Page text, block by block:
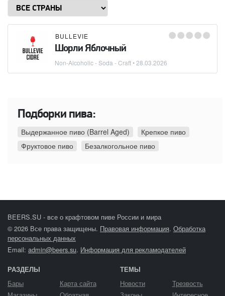
BULLEVIE
Шорли Яблочный
Non-Alcoholic - Soda - Craft•28.03.2026
Подборки пива:
Выдержанное пиво (Barrel Aged)
Крепкое пиво
Фруктовое пиво
Безалкогольное пиво
BEERS.SU - все о крафтовом пиве России и мира
© 2026 Все права защищены. Правовая информация. Обработка
персональных данных
Email: admin@beers.su. Информация для рекламодателей
РАЗДЕЛЫ
Бары
Карта сайта
ТЕМЫ
Новости
Трезвость